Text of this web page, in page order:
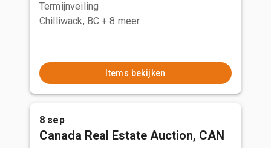
Termijnveiling
Chilliwack, BC + 8 meer
Items bekijken
8 sep
Canada Real Estate Auction, CAN